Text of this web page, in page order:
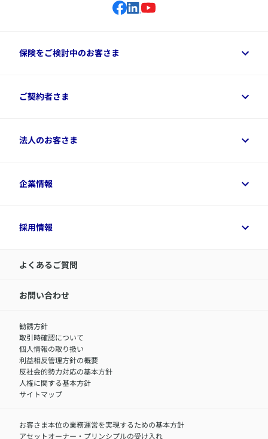
保険をご検討中のお客さま
保険をご検討中のお客さまトップ
資料請求
変額保険各種情報
ご契約者さま
ご契約者さまトップ
デジタル約款
令和8年（2026年）分の生命保険料控除証明書について
アクサのネット完結保険（旧アクサダイレクト生命）
法人のお客さま
法人のお客さまトップ
経営者サポートサービス
企業情報
企業情報トップ
アクサ生命が選ばれる理由
IR情報
サステナビリティの取り組み
​お客さまを金融犯罪からお守りするために
アクサグループについて
採用情報
採用情報トップ
中途採用：内勤正社員
職）
中途採用：フィナンシャルプラン・アドバイザー（営業職）
障害者採用
よくあるご質問
お問い合わせ
勧誘方針
取引時確認について
個人情報の取り扱い
利益相反管理方針の概要
反社会的勢力対応の基本方針
人権に関する基本方針
サイトマップ
お客さま本位の業務運営を実現するための基本方針
アセットオーナー・プリンシプルの受け入れ